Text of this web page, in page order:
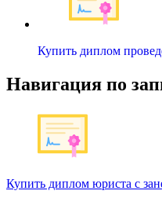
Купить диплом
Навигация по
Купить диплом юриста с